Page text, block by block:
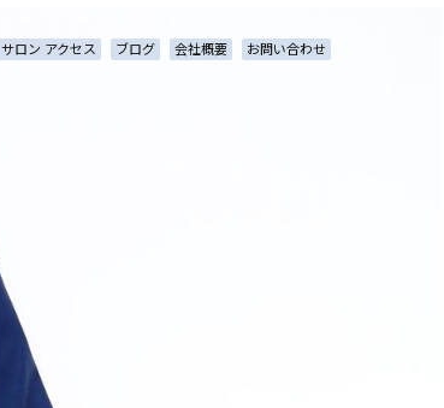
サロン アクセス ブログ 会社概要 お問い合わせ